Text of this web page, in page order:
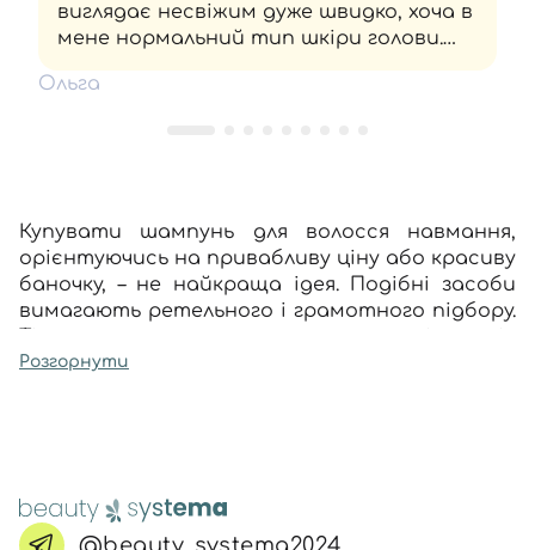
виглядає несвіжим дуже швидко, хоча в
мене нормальний тип шкіри голови.
має фарбовану довжину, а й дуже суху
Ольга
Купувати шампунь для волосся навмання,
орієнтуючись на привабливу ціну або красиву
баночку, – не найкраща ідея. Подібні засоби
вимагають ретельного і грамотного підбору.
виконати своє завдання – очистити від
типів і станів волосся за прийнятною
вартістю ви знайдете на нашому сайті.
Розгорнути
@beauty_systema2024